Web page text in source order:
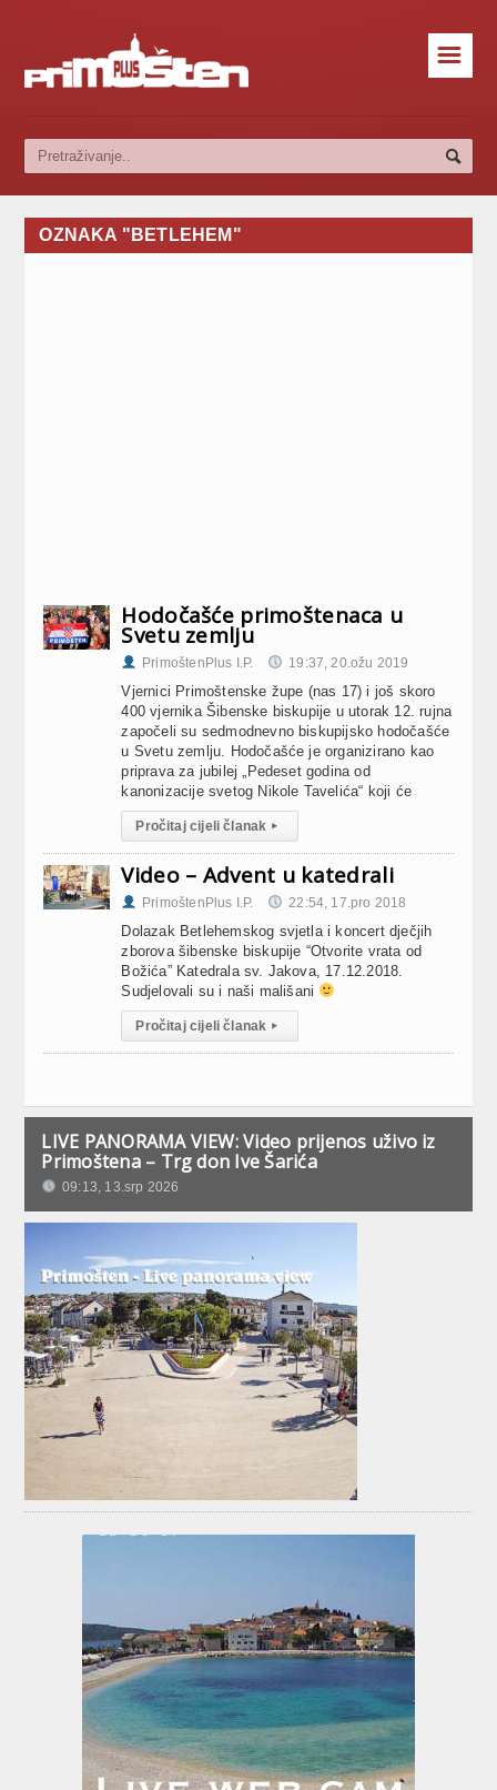
☰
OZNAKA "BETLEHEM"
Hodočašće primoštenaca u
Svetu zemlju
PrimoštenPlus I.P. 19:37, 20.ožu 2019
Vjernici Primoštenske župe (nas 17) i još skoro
400 vjernika Šibenske biskupije u utorak 12. rujna
započeli su sedmodnevno biskupijsko hodočašće
u Svetu zemlju. Hodočašće je organizirano kao
priprava za jubilej „Pedeset godina od
kanonizacije svetog Nikole Tavelića“ koji će
Pročitaj cijeli članak ▸
Video – Advent u katedrali
PrimoštenPlus I.P. 22:54, 17.pro 2018
Dolazak Betlehemskog svjetla i koncert dječjih
zborova šibenske biskupije “Otvorite vrata od
Božića” Katedrala sv. Jakova, 17.12.2018.
Sudjelovali su i naši mališani
Pročitaj cijeli članak ▸
LIVE PANORAMA VIEW: Video prijenos uživo iz
Primoštena – Trg don Ive Šarića
09:13, 13.srp 2026